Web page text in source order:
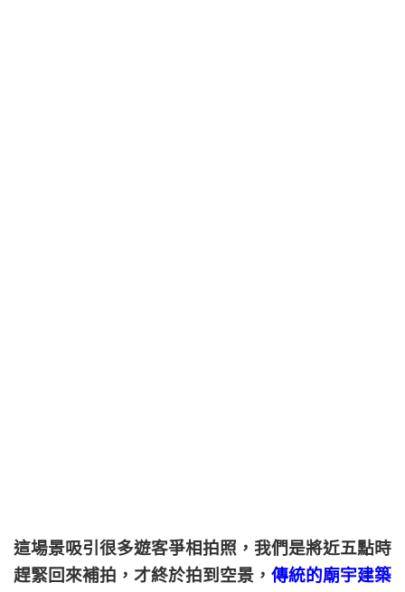
這場景吸引很多遊客爭相拍照，我們是將近五點時
趕緊回來補拍，才終於拍到空景， 傳統的廟宇建築